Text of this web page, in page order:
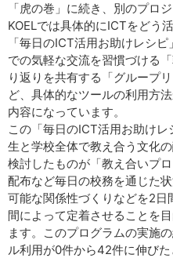
「虎の巻」に続き、別のプロ
KOELでは具体的にICTをどう
「毎日のICT活用お助けレシ
での気軽な交流を習慣づける
り返りを共有する「グループ
ど、具体的なツールの利用方
内容になっています。
この「毎日のICT活用お助け
生と学校全体で教え合う文化
検討したものが「教え合いプ
配布など毎日の校務を通じた
可能な関係性づくりなどを2
間によって定着させることを
ます。このプログラムの実施
ル利用が0件から42件に伸びた